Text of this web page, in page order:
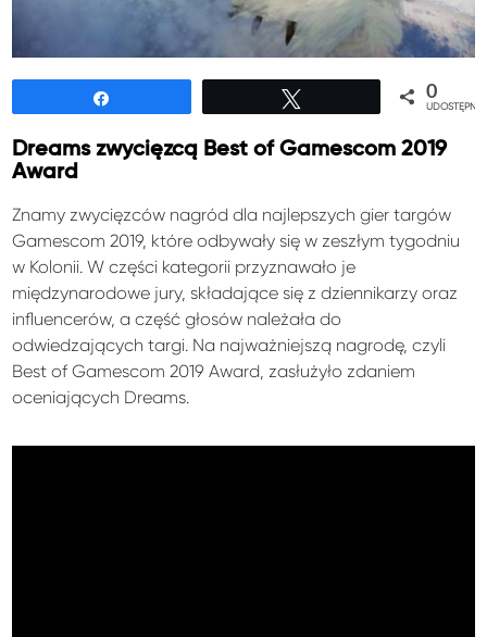
0
Dreams zwycięzcą Best of Gamescom 2019
Award
Znamy zwycięzców nagród dla najlepszych gier targów
Gamescom 2019, które odbywały się w zeszłym tygodniu
w Kolonii. W części kategorii przyznawało je
międzynarodowe jury, składające się z dziennikarzy oraz
influencerów, a część głosów należała do
odwiedzających targi. Na najważniejszą nagrodę, czyli
Best of Gamescom 2019 Award, zasłużyło zdaniem
oceniających Dreams.